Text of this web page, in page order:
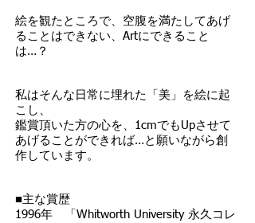
絵を観たところで、空腹を満たしてあげ
ることはできない、Artにできること
は…？
私はそんな日常に埋れた「美」を絵に起
こし、
鑑賞頂いた方の心を、1cmでもUpさせて
あげることができれば…と願いながら創
作しています。
■主な賞歴
1996年 「Whitworth University 永久コレ